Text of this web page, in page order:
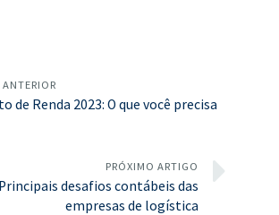
de Renda 2023: O que você precisa
PRÓXIMO ARTIGO
Principais desafios contábeis das
empresas de logística